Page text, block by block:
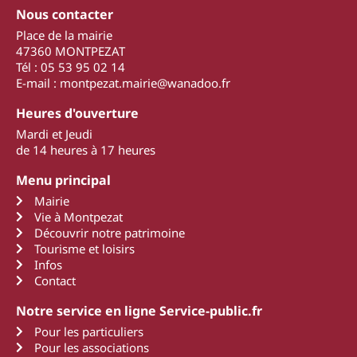
Nous contacter
Place de la mairie
47360 MONTPEZAT
Tél : 05 53 95 02 14
E-mail : montpezat.mairie@wanadoo.fr
Heures d'ouverture
Mardi et Jeudi
de 14 heures à 17 heures
Menu principal
Mairie
Vie à Montpezat
Découvrir notre patrimoine
Tourisme et loisirs
Infos
Contact
Notre service en ligne Service-public.fr
Pour les particuliers
Pour les associations